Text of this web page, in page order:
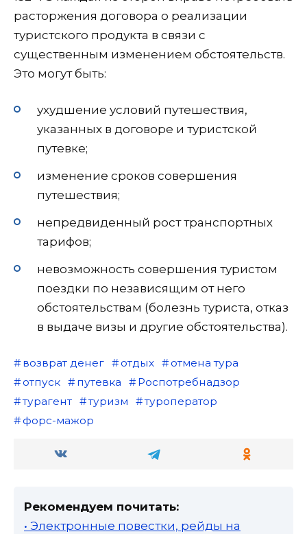
расторжения договора о реализации
туристского продукта в связи с
существенным изменением обстоятельств.
Это могут быть:
ухудшение условий путешествия,
указанных в договоре и туристской
путевке;
изменение сроков совершения
путешествия;
непредвиденный рост транспортных
тарифов;
невозможность совершения туристом
поездки по независящим от него
обстоятельствам (болезнь туриста, отказ
в выдаче визы и другие обстоятельства).
возврат денег отдых
отмена тура
отпуск
путевка
Роспотребнадзор
турагент
туризм
туроператор
форс-мажор
Рекомендуем почитать:
• Электронные повестки, рейды на